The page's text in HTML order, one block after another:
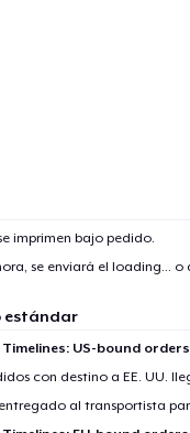
imprimen bajo pedido.
se enviará el loading... o
estándar
US-bound orders
con destino a EE. UU.
al transportista
1